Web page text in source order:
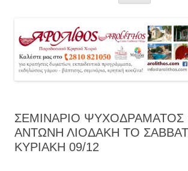
ΣΕΜΙΝΑΡΙΟ
ΑΝΤΩΝΗ ΛΙΟΔΑΚΗ ΤΟ
ΚΥΡΙΑΚΗ 09/12